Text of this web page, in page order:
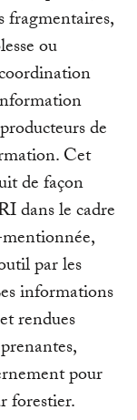
fragmentaires,
ou
de
Cet
de façon
dans le cadre
par les
informations
rendues
pour
forestier.